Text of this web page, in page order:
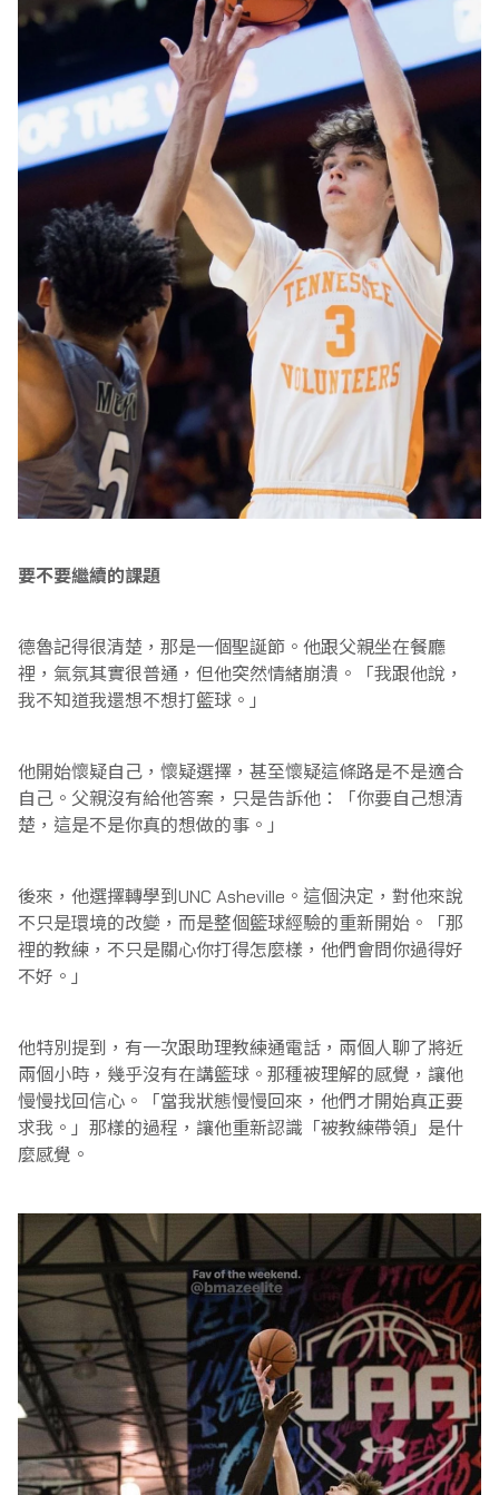
要不要繼續的課題
德魯記得很清楚，那是一個聖誕節。他跟父親坐在餐廳
裡，氣氛其實很普通，但他突然情緒崩潰。「我跟他說，
我不知道我還想不想打籃球。」
他開始懷疑自己，懷疑選擇，甚至懷疑這條路是不是適合
自己。父親沒有給他答案，只是告訴他：「你要自己想清
楚，這是不是你真的想做的事。」
後來，他選擇轉學到UNC Asheville。這個決定，對他來說
不只是環境的改變，而是整個籃球經驗的重新開始。「那
裡的教練，不只是關心你打得怎麼樣，他們會問你過得好
不好。」
他特別提到，有一次跟助理教練通電話，兩個人聊了將近
兩個小時，幾乎沒有在講籃球。那種被理解的感覺，讓他
慢慢找回信心。「當我狀態慢慢回來，他們才開始真正要
求我。」那樣的過程，讓他重新認識「被教練帶領」是什
麼感覺。